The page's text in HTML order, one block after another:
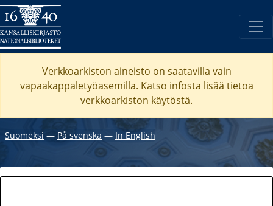
Verkkoarkiston aineisto on saatavilla vain
vapaakappaletyöasemilla. Katso infosta lisää tietoa
verkkoarkiston käytöstä.
Suomeksi ― På svenska ― In English